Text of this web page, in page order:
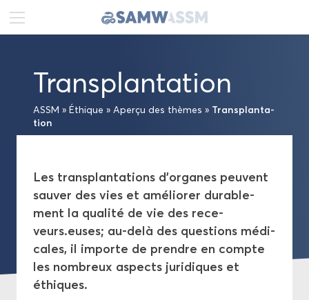
Ac­tua­li­tés
Pro­jets
Pro­mo­tion
Éthique
Trans­plan­ta­tion
ASSM » Éthique » Aper­çu des thèmes » Trans­plan­ta­
tion
Les trans­plan­ta­tions d’or­ganes peuvent
sau­ver des vies et amé­lio­rer du­ra­ble­
ment la qua­li­té de vie des re­ce­
veurs.euses; au-​delà des ques­tions mé­di­
cales, il im­porte de prendre en compte
les nom­breux as­pects ju­ri­diques et
éthiques.